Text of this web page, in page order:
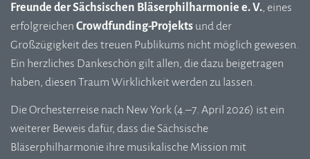
Freunde der Sächsischen Bläserphilharmonie e. V. , eines
erfolgreichen Crowdfunding-Projekts und der
Großzügigkeit des treuen Publikums nicht möglich gewesen.
Ein herzliches Dankeschön gilt allen, die dazu beigetragen
haben, diesen Traum Wirklichkeit werden zu lassen.
Die Orchesterreise nach New York (4.–7. April 2026) ist ein
weiterer Beweis dafür, dass die Sächsische
Bläserphilharmonie ihre musikalische Mission mit